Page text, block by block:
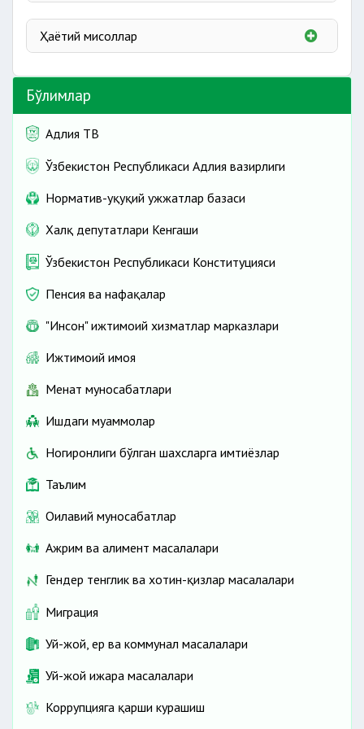
олиш мумкин?
Солиққа оид савол-жавоблар
Ҳаётий мисоллар
Солиққа оид ҳаётий савол-жавоблар
Бўлимлар
Адлия ТВ
Ўзбекистон Республикаси Адлия вазирлиги
Норматив-ҳуқуқий ҳужжатлар базаси
Халқ депутатлари Кенгаши
Ўзбекистон Республикаси Конституцияси
Пенсия ва нафақалар
"Инсон" ижтимоий хизматлар марказлари
Ижтимоий ҳимоя
Меҳнат муносабатлари
Ишдаги муаммолар
Ногиронлиги бўлган шахсларга имтиёзлар
Таълим
Оилавий муносабатлар
Ажрим ва алимент масалалари
Гендер тенглик ва хотин-қизлар масалалари
Миграция
Уй-жой, ер ва коммунал масалалари
Уй-жой ижара масалалари
Коррупцияга қарши курашиш